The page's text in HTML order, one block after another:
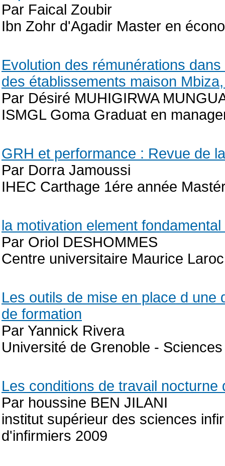
Par Faical Zoubir
Ibn Zohr d'Agadir Master en
Evolution des rémunérations
des établissements maison
Par Désiré MUHIGIRWA
ISMGL Goma Graduat en
GRH et performance : Revue de
Par Dorra Jamoussi
IHEC Carthage 1ére année
la motivation element
Par Oriol DESHOMMES
Centre universitaire Maurice
Les outils de mise en place d une
de formation
Par Yannick Rivera
Université de Grenoble -
Les conditions de travail
Par houssine BEN JILANI
institut supérieur des sciences
d'infirmiers 2009